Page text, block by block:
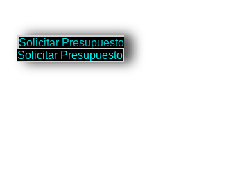
Solicitar Presupuesto
So icitar Presupuesto